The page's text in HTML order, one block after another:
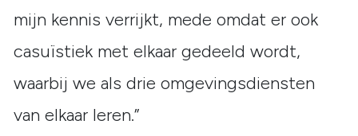
mijn kennis verrijkt, mede omdat er ook
casuïstiek met elkaar gedeeld wordt,
waarbij we als drie omgevingsdiensten
van elkaar leren.”